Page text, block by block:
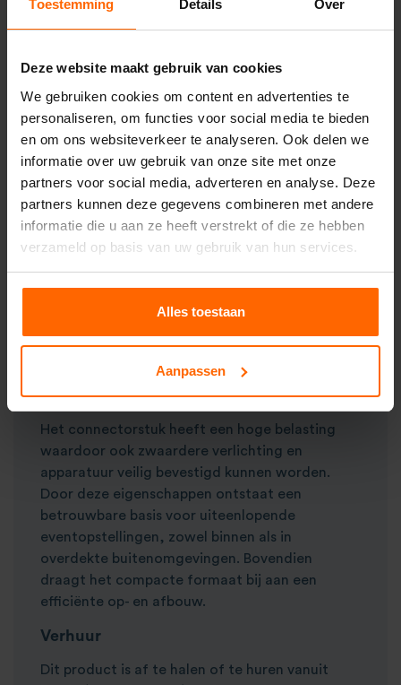
Toestemming Details Over
Deze website maakt gebruik van cookies
We gebruiken cookies om content en advertenties te
personaliseren, om functies voor social media te bieden
en om ons websiteverkeer te analyseren. Ook delen we
informatie over uw gebruik van onze site met onze
partners voor social media, adverteren en analyse. Deze
partners kunnen deze gegevens combineren met andere
informatie die u aan ze heeft verstrekt of die ze hebben
verzameld op basis van uw gebruik van hun services.
Alles toestaan
Aanpassen
opgebouwd. Hierdoor verdeel jeverlichting,
geluidsapparatuur
efficiënt over
de constructie. Tegelijkertijd blijft het geheel
licht en handzaam, wat het transport en de
montage op locatie aanzienlijk vereenvoudigt.
Opbouw en gebruik
Verder is het C317 connectorstuk vervaardigd
uit hoogwaardig aluminium en voorzien van drie
kunnen zowel rechte als gebogen secties
eenvoudig worden gekoppeld tot een stevige
voor onder andereT-opstellingenbinnen
lichtbruggen, podiumconstructies en
beursstands.
Het connectorstuk heeft een hoge belasting
waardoor ook zwaardere verlichting en
apparatuur veilig bevestigd kunnen worden.
Door deze eigenschappen ontstaat een
betrouwbare basis voor uiteenlopende
eventopstellingen, zowel binnen als in
overdekte buitenomgevingen. Bovendien
draagt het compacte formaat bij aan een
efficiënte op- en afbouw.
Verhuur
Dit product is af te halen of te huren vanuit